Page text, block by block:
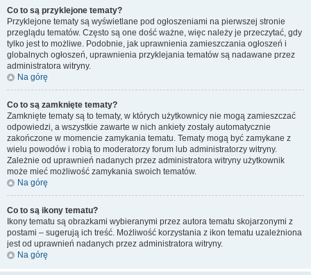
Co to są przyklejone tematy?
Przyklejone tematy są wyświetlane pod ogłoszeniami na pierwszej stronie
przeglądu tematów. Często są one dość ważne, więc należy je przeczytać, gdy
tylko jest to możliwe. Podobnie, jak uprawnienia zamieszczania ogłoszeń i
globalnych ogłoszeń, uprawnienia przyklejania tematów są nadawane przez
administratora witryny.
Na górę
Co to są zamknięte tematy?
Zamknięte tematy są to tematy, w których użytkownicy nie mogą zamieszczać
odpowiedzi, a wszystkie zawarte w nich ankiety zostały automatycznie
zakończone w momencie zamykania tematu. Tematy mogą być zamykane z
wielu powodów i robią to moderatorzy forum lub administratorzy witryny.
Zależnie od uprawnień nadanych przez administratora witryny użytkownik
może mieć możliwość zamykania swoich tematów.
Na górę
Co to są ikony tematu?
Ikony tematu są obrazkami wybieranymi przez autora tematu skojarzonymi z
postami – sugerują ich treść. Możliwość korzystania z ikon tematu uzależniona
jest od uprawnień nadanych przez administratora witryny.
Na górę